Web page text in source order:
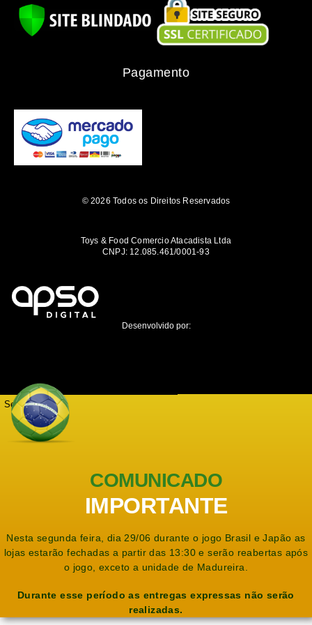
Pagamento
© 2026 Todos os Direitos Reservados
Toys & Food Comercio Atacadista Ltda
CNPJ: 12.085.461/0001-93
Desenvolvido por:
Seja notificado
COMUNICADO
IMPORTANTE
Nesta segunda feira, dia 29/06 durante o jogo Brasil e Japão as
lojas estarão fechadas a partir das 13:30 e serão reabertas após
o jogo, exceto a unidade de Madureira.
Durante esse período as entregas expressas não serão
realizadas.